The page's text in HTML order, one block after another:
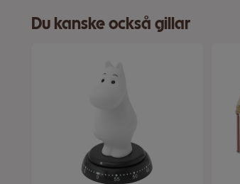
Du kanske också gillar